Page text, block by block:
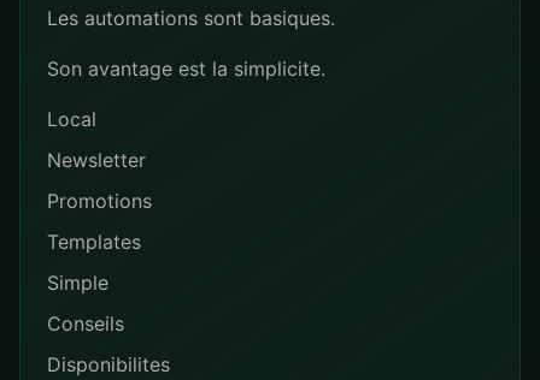
Les automations sont basiques.
Son avantage est la simplicite.
Local
Newsletter
Promotions
Templates
Simple
Conseils
Disponibilites